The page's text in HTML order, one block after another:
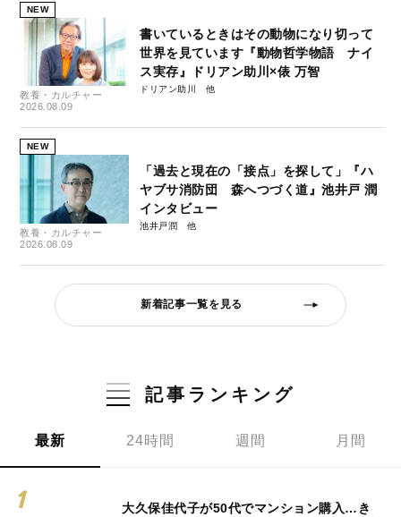
NEW
教養・カルチャー
2026.08.09
書いているときはその動物になり切って
世界を見ています『動物哲学物語 ナイ
ス実存』ドリアン助川×俵 万智
ドリアン助川
NEW
教養・カルチャー
2026.08.09
「過去と現在の「接点」を探して」『ハ
ヤブサ消防団 森へつづく道』池井戸 潤
インタビュー
池井戸潤
新着記事一覧を見る
記事ランキング
最新 24時間 週間 月間
大久保佳代子が50代でマンション購入…き